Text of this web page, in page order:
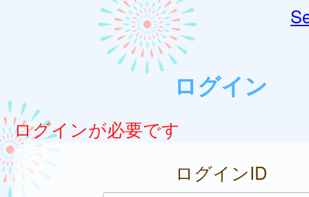
ログイン
ログインが必要です
ログインID